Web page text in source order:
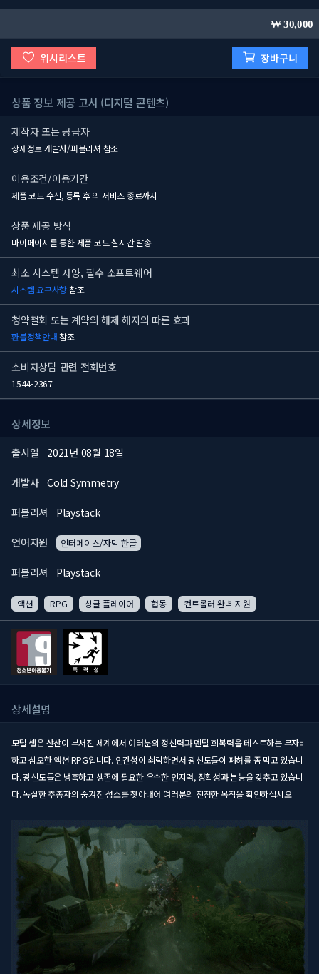
30,000
위시리스트 장바구니
상품 정보 제공 고시 (디지털 콘텐츠)
제작자 또는 공급자
상세정보 개발사/퍼블리셔 참조
이용조건/이용기간
제품 코드 수신, 등록 후의 서비스 종료까지
상품 제공 방식
마이페이지를 통한 제품 코드 실시간 발송
최소 시스템 사양, 필수 소프트웨어
시스템 요구사항참조
청약철회 또는 계약의 해제 해지의 따른 효과
환불정책안내참조
소비자상담 관련 전화번호
1544-2367
상세정보
출시일 2021년 08월 18일
개발사 Cold Symmetry
퍼블리셔 Playstack
언어지원 인터페이스/자막 한글
퍼블리셔 Playstack
액션 RPG 싱글 플레이어 협동 컨트롤러 완벽 지원
상세설명
모탈 셸은 산산이 부서진 세계에서 여러분의 정신력과 멘탈 회복력을 테스트하는 무자비
하고 심오한 액션 RPG입니다. 인간성이 쇠락하면서 광신도들이 폐허를 좀 먹고 있습니
다. 광신도들은 냉혹하고 생존에 필요한 우수한 인지력, 정확성과 본능을 갖추고 있습니
다. 독실한 추종자의 숨겨진 성소를 찾아내어 여러분의 진정한 목적을 확인하십시오